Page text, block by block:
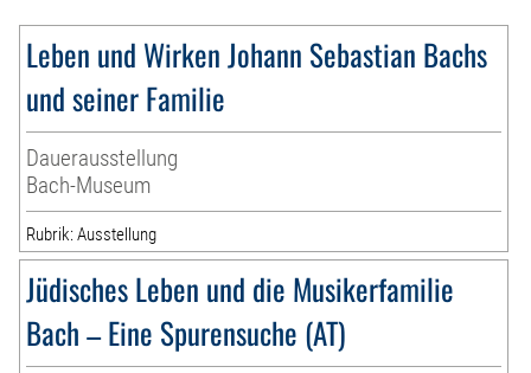
Leben und Wirken Johann Sebastian Bachs
und seiner Familie
Dauerausstellung
Bach-Museum
Rubrik: Ausstellung
Jüdisches Leben und die Musikerfamilie
Bach – Eine Spurensuche (AT)